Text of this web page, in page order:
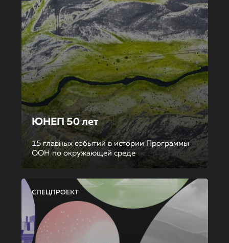
ЮНЕП 50 лет
15 главных событий в истории Программы
ООН по окружающей среде
СПЕЦПРОЕКТ